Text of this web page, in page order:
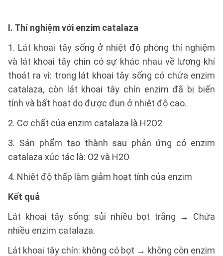
I. Thí nghiệm với enzim catalaza
1. Lát khoai tây sống ở nhiệt độ phòng thí nghiệm
và lát khoai tây chín có sự khác nhau về lượng khí
thoát ra vì: trong lát khoai tây sống có chứa enzim
catalaza, còn lát khoai tây chín enzim đã bị biến
tính và bất hoạt do được đun ở nhiệt độ cao.
2. Cơ chất của enzim catalaza là H2O2
3. Sản phẩm tạo thành sau phản ứng có enzim
catalaza xúc tác là: O2 và H2O
4. Nhiệt độ thấp làm giảm hoạt tính của enzim
Kết quả
Lát khoai tây sống: sủi nhiều bọt trắng → Chứa
nhiều enzim catalaza.
Lát khoai tây chín: không có bọt → không còn enzim